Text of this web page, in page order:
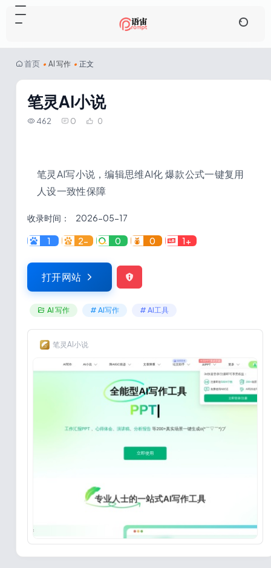
首页 • AI 写作 • 正文
笔灵AI小说
462 0 0
笔灵AI写小说，编辑思维AI化 爆款公式一键复用
人设一致性保障
收录时间： 2026-05-17
1 2- 0 0 1+
打开网站
AI 写作 # AI写作 # AI工具
笔灵AI小说